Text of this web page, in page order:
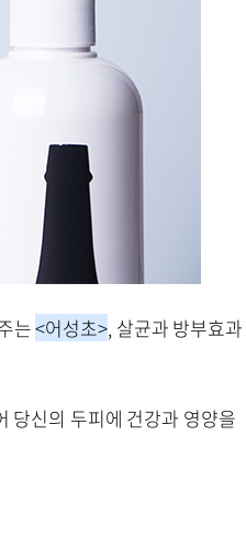
는<어성초>, 살균과 방부효과
당신의 두피에 건강과 영양을